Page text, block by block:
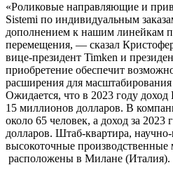
«Роликовые направляющие и
Sistemi по индивидуальным
дополнением к нашим линейкам
перемещения, — сказал
вице-президент Timken и
приобретение обеспечит
расширения для масштабирования
Ожидается, что в 2023 году доход
15 миллионов долларов. В
около 65 человек, а доход за 2023
долларов. Штаб-квартира, научно-
высокоточные производственные
расположены в Милане (Италия).